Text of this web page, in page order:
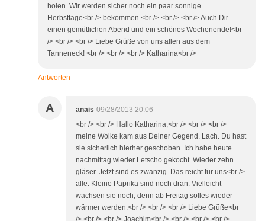
holen. Wir werden sicher noch ein paar sonnige
Herbsttage<br /> bekommen.<br /> <br /> <br /> Auch Dir
einen gemütlichen Abend und ein schönes Wochenende!<br
/> <br /> <br /> Liebe Grüße von uns allen aus dem
Tanneneck! <br /> <br /> <br /> Katharina<br />
Antworten
A anais 09/28/2013 20:06
<br /> <br /> Hallo Katharina,<br /> <br /> <br />
meine Wolke kam aus Deiner Gegend. Lach. Du hast
sie sicherlich hierher geschoben. Ich habe heute
nachmittag wieder Letscho gekocht. Wieder zehn
gläser. Jetzt sind es zwanzig. Das reicht für uns<br />
alle. Kleine Paprika sind noch dran. Vielleicht
wachsen sie noch, denn ab Freitag solles wieder
wärmer werden.<br /> <br /> <br /> Liebe Grüße<br
/> <br /> <br /> Joachim<br /> <br /> <br /> <br />